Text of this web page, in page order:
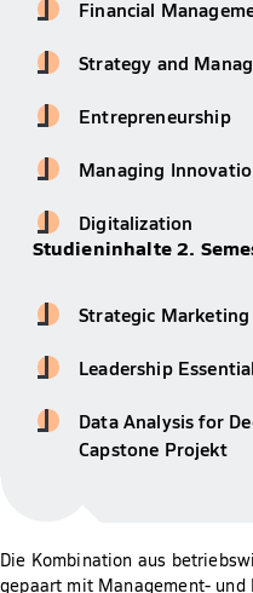
Financial
Strategy and
Entrepreneurship
Managing
Digitalization
Studieninhalte 2.
Strategic Marketing
Leadership
Data Analysis for
Capstone Projekt
Die Kombination aus
gepaart mit Management-